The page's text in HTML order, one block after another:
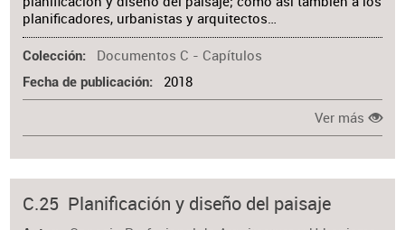
planificadores, urbanistas y arquitectos…
Colección Documentos C - Capítulos
Fecha de publicación 2018
Ver más
C.25 Planificación y diseño del paisaje